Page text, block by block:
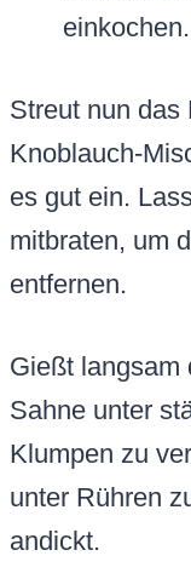
einkochen.
Streut nun das
Knoblauch-
es gut ein.
mitbraten, um
entfernen.
Gießt langsam
Sahne unter
Klumpen zu
unter Rühren
andickt.